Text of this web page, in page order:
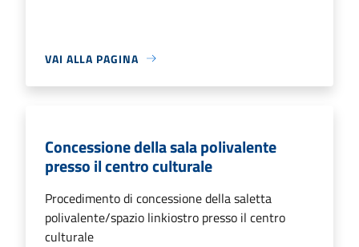
VAI ALLA PAGINA
Concessione della sala polivalente
presso il centro culturale
Procedimento di concessione della saletta
polivalente/spazio linkiostro presso il centro
culturale